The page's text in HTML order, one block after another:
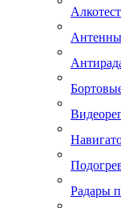
Антенны
Радары